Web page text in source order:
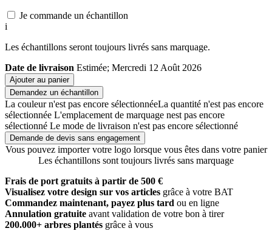
Je commande un échantillon
i
Les échantillons seront toujours livrés sans marquage.
Date de livraison Estimée; Mercredi 12 Août 2026
Ajouter au panier
Demandez un échantillon
La couleur n'est pas encore sélectionnéeLa quantité n'est pas encore
sélectionnée L'emplacement de marquage nest pas encore
sélectionné Le mode de livraison n'est pas encore sélectionné
Demande de devis sans engagement
Vous pouvez importer votre logo lorsque vous êtes dans votre panier
Les échantillons sont toujours livrés sans marquage
Frais de port gratuits à partir de 500 €
Visualisez votre design sur vos articles grâce à votre BAT
Commandez maintenant, payez plus tard ou en ligne
Annulation gratuite avant validation de votre bon à tirer
200.000+ arbres plantés grâce à vous